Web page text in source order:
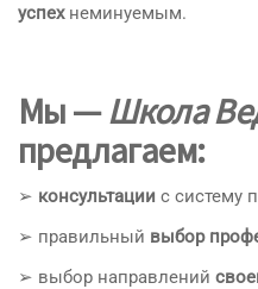
успехнеминуемым.
Мы —Школа
предлагаем:
➢ консультации с систему
➢ правильный выбор
➢ выбор направлений